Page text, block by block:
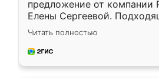
предложение от компании
Елены Сергеевой.
короткие сроки
для замера сотрудник
предложил по моему
Читать полностью